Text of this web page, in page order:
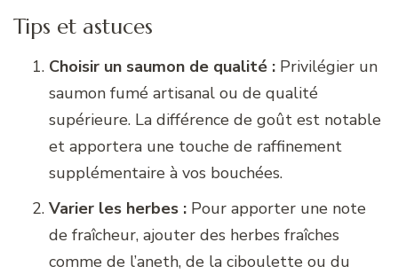
Tips et astuces
Choisir un saumon de qualité : Privilégier un
saumon fumé artisanal ou de qualité
supérieure. La différence de goût est notable
et apportera une touche de raffinement
supplémentaire à vos bouchées.
Varier les herbes : Pour apporter une note
de fraîcheur, ajouter des herbes fraîches
comme de l’aneth, de la ciboulette ou du